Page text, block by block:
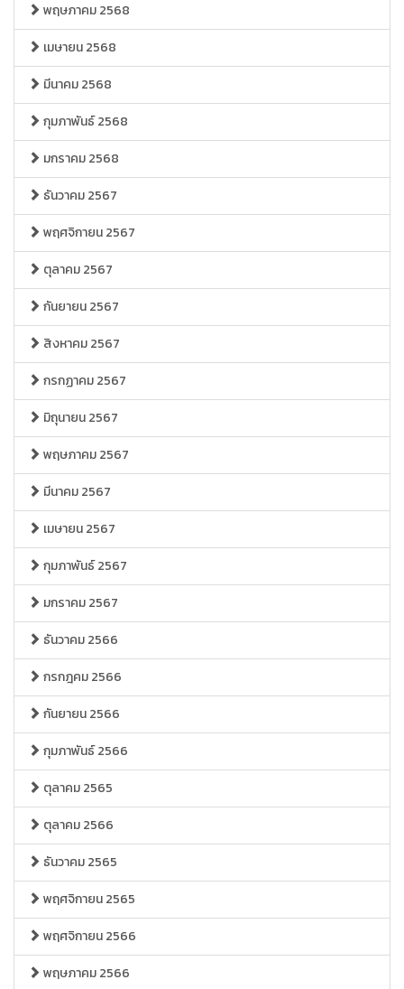
พฤษภาคม 2568
เมษายน 2568
มีนาคม 2568
กุมภาพันธ์ 2568
มกราคม 2568
ธันวาคม 2567
พฤศจิกายน 2567
ตุลาคม 2567
กันยายน 2567
สิงหาคม 2567
กรกฏาคม 2567
มิถุนายน 2567
พฤษภาคม 2567
มีนาคม 2567
เมษายน 2567
กุมภาพันธ์ 2567
มกราคม 2567
ธันวาคม 2566
กรกฎคม 2566
กันยายน 2566
กุมภาพันธ์ 2566
ตุลาคม 2565
ตุลาคม 2566
ธันวาคม 2565
พฤศจิกายน 2565
พฤศจิกายน 2566
พฤษภาคม 2566